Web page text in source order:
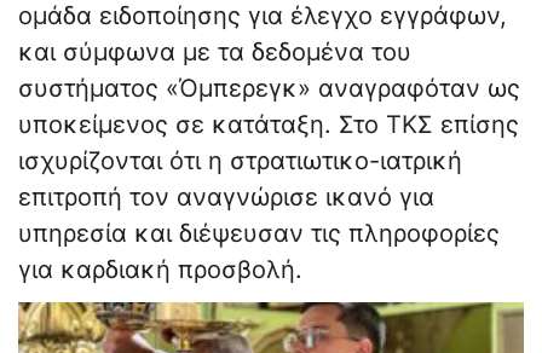
ομάδα ειδοποίησης για έλεγχο εγγράφων,
και σύμφωνα με τα δεδομένα του
συστήματος «Όμπερεγκ» αναγραφόταν ως
υποκείμενος σε κατάταξη. Στο ΤΚΣ επίσης
ισχυρίζονται ότι η στρατιωτικο-ιατρική
επιτροπή τον αναγνώρισε ικανό για
υπηρεσία και διέψευσαν τις πληροφορίες
για καρδιακή προσβολή.